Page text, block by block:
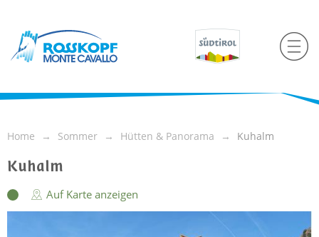
Home Sommer Hütten & Panorama Kuhalm
Kuhalm
Auf Karte anzeigen